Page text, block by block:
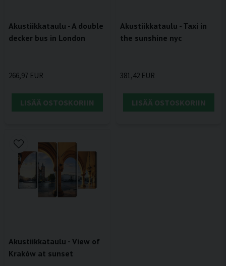
Akustiikkataulu - A double
decker bus in London
266,97 EUR
LISÄÄ OSTOSKORIIN
Akustiikkataulu - Taxi in
the sunshine nyc
381,42 EUR
LISÄÄ OSTOSKORIIN
Akustiikkataulu - View of
Kraków at sunset